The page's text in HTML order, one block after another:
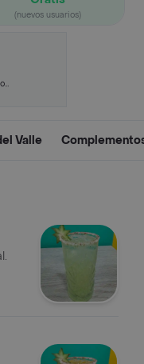
(nuevos usuarios)
Valle